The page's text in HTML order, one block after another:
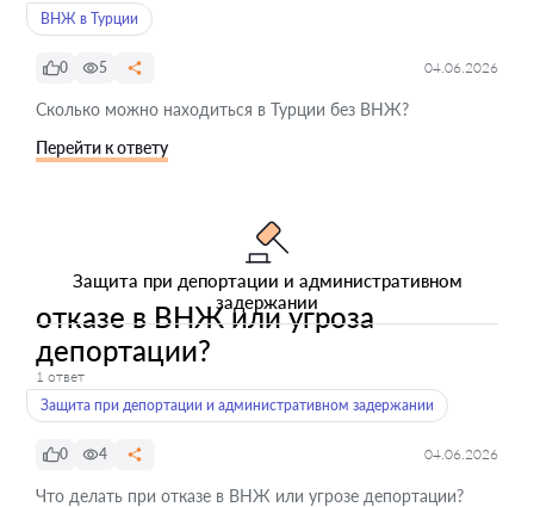
ВНЖ в Турции
0 5 04.06.2026
Сколько можно находиться в Турции без ВНЖ?
Перейти к ответу
Защита при депортации и административном
задержании
отказе в ВНЖ или угроза
депортации?
1 ответ
Защита при депортации и административном задержании
0 4 04.06.2026
Что делать при отказе в ВНЖ или угрозе депортации?